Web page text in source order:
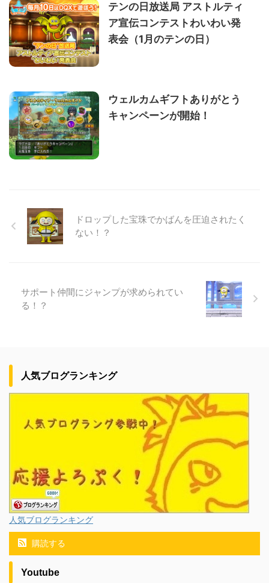
テンの日放送局 アストルティ
ア宣伝コンテストわいわい発
表会（1月のテンの日）
ウェルカムギフトありがとう
キャンペーンが開始！
ドロップした宝珠でかばんを圧迫されたく
ない！？
サポート仲間にジャンプが求められてい
る！？
人気ブログランキング
人気ブログランキング
購読する
Youtube